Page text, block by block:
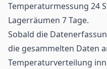
Temperaturmessung 24
Lagerräumen 7 Tage.
Sobald die
die gesammelten Daten
Temperaturverteilung